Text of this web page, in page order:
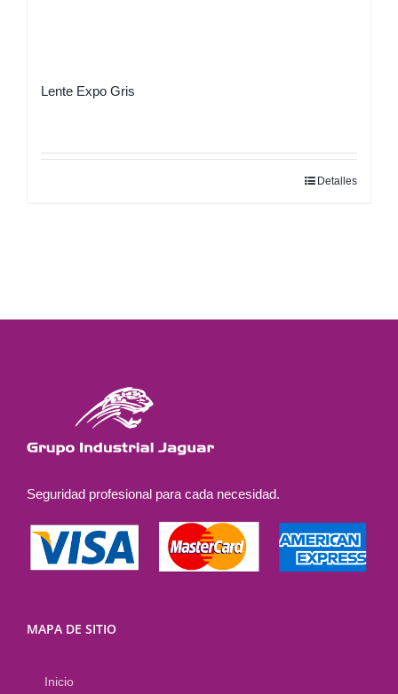
Lente Expo Gris
Detalles
Seguridad profesional para cada necesidad.
MAPA DE SITIO
Inicio